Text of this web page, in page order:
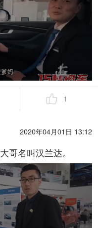
1
2020年04月01日 13:12
哥名叫汉兰达。